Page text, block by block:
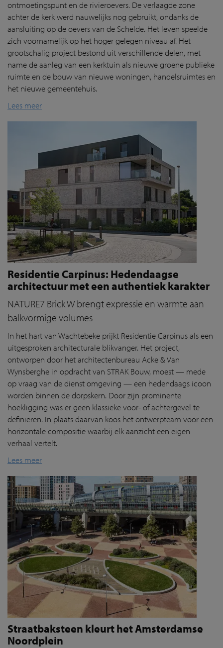
ontmoetingspunt en de rivieroevers. De verlaagde zone
achter de kerk werd nauwelijks nog gebruikt, ondanks de
aansluiting op de oevers van de Schelde. Het leven speelde
zich voornamelijk op het hoger gelegen niveau af. Het
grootschalig project bestond uit verschillende delen, met
name de aanleg van een kerktuin als nieuwe groene publieke
ruimte en de bouw van nieuwe woningen, handelsruimtes en
het nieuwe gemeentehuis.
Lees meer
Residentie Carpinus: Hedendaagse
architectuur met een authentiek karakter
NATURE7 Brick W brengt expressie en warmte aan
balkvormige volumes
In het hart van Wachtebeke prijkt Residentie Carpinus als een
uitgesproken architecturale blikvanger. Het project,
ontworpen door het architectenbureau Acke & Van
Wynsberghe in opdracht van STRAK Bouw, moest — mede
op vraag van de dienst omgeving — een hedendaags icoon
worden binnen de dorpskern. Door zijn prominente
hoekligging was er geen klassieke voor- of achtergevel te
definiëren. In plaats daarvan koos het ontwerpteam voor een
horizontale compositie waarbij elk aanzicht een eigen
verhaal vertelt.
Lees meer
Straatbaksteen kleurt het Amsterdamse
Noordplein